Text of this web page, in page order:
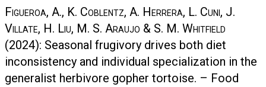
Figueroa, A., K. Coblentz, A. Herrera, L. Cuni, J.
Villate, H. Liu, M. S. Araujo & S. M. Whitfield
(2024): Seasonal frugivory drives both diet
inconsistency and individual specialization in the
generalist herbivore gopher tortoise. – Food